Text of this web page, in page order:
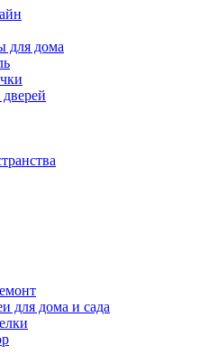
для дома
для дома и сада